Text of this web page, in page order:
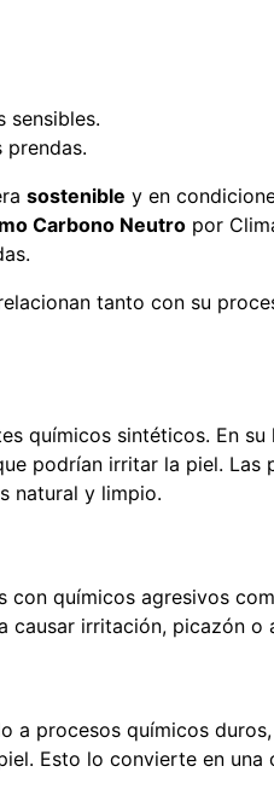
sensibles.
sostenible y en
Carbono Neutro por
tanto con su
químicos sintéticos. En su
podrían irritar la piel. Las
natural y limpio.
químicos agresivos
irritación, picazón o
a procesos químicos
Esto lo convierte en